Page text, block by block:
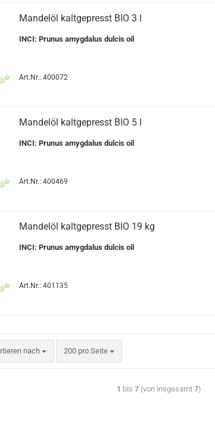
Mandelöl kaltgepresst BIO 3 l
INCI: Prunus amygdalus dulcis oil
Art.Nr.: 400072
Mandelöl kaltgepresst BIO 5 l
INCI: Prunus amygdalus dulcis oil
Art.Nr.: 400469
Mandelöl kaltgepresst BIO 19 kg
INCI: Prunus amygdalus dulcis oil
Art.Nr.: 401135
nach 200 pro Seite
1 bis 7 (von insgesamt 7)